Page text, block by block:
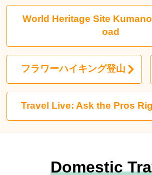
World Heritage Site
oad
フラワーハイキング登山
Travel Live: Ask the Pros
Domestic